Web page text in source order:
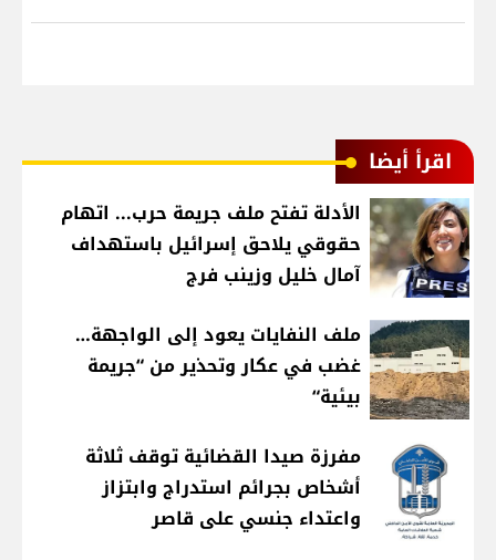
اقرأ أيضا
الأدلة تفتح ملف جريمة حرب... اتهام
حقوقي يلاحق إسرائيل باستهداف
آمال خليل وزينب فرج
ملف النفايات يعود إلى الواجهة…
غضب في عكار وتحذير من “جريمة
بيئية“
مفرزة صيدا القضائية توقف ثلاثة
أشخاص بجرائم استدراج وابتزاز
واعتداء جنسي على قاصر